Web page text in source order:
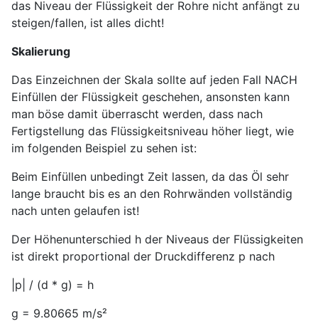
das Niveau der Flüssigkeit der Rohre nicht anfängt zu
steigen/fallen, ist alles dicht!
Skalierung
Das Einzeichnen der Skala sollte auf jeden Fall NACH
Einfüllen der Flüssigkeit geschehen, ansonsten kann
man böse damit überrascht werden, dass nach
Fertigstellung das Flüssigkeitsniveau höher liegt, wie
im folgenden Beispiel zu sehen ist:
Beim Einfüllen unbedingt Zeit lassen, da das Öl sehr
lange braucht bis es an den Rohrwänden vollständig
nach unten gelaufen ist!
Der Höhenunterschied h der Niveaus der Flüssigkeiten
ist direkt proportional der Druckdifferenz p nach
|p| / (d * g) = h
g = 9.80665 m/s²